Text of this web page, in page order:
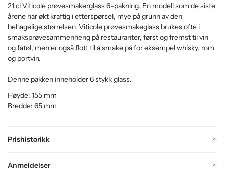
Prishistorikk
Anmeldelser
21 cl Viticole prøvesmakerglass 6-pakning. En modell som de siste
årene har økt kraftig i etterspørsel, mye på grunn av den
behagelige størrelsen. Viticole prøvesmakeglass brukes ofte i
smaksprøvesammenheng på restauranter, først og fremst til vin
og fatøl, men er også flott til å smake på for eksempel whisky, rom
og portvin.
Denne pakken inneholder 6 stykk glass.
Høyde: 155 mm
Bredde: 65 mm